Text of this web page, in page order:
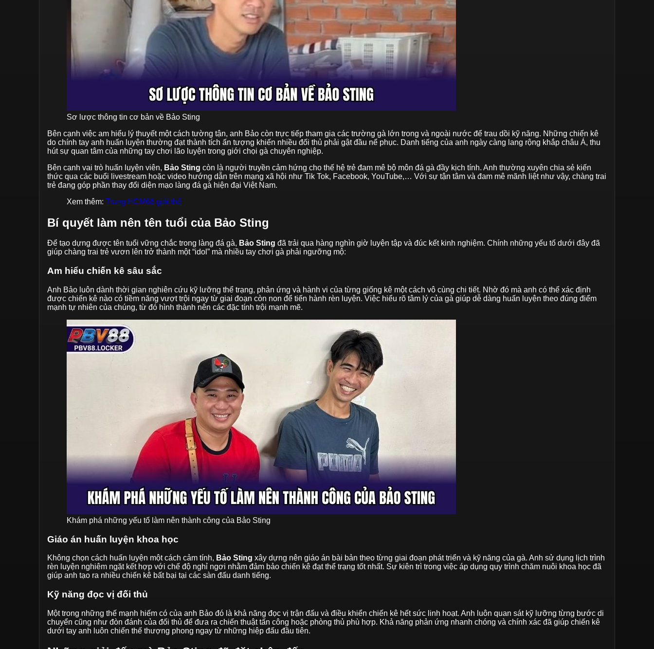
Sơ lược thông tin cơ bản về Bảo Sting
Bên cạnh việc am hiểu lý thuyết một cách tường tận, anh Bảo còn trực tiếp tham gia các trường gà lớn trong và ngoài nước để trau dồi kỹ năng. Những chiến kê
do chính tay anh huấn luyện thường đạt thành tích ấn tượng khiến nhiều đối thủ phải gật đầu nể phục. Danh tiếng của anh ngày càng lang rộng khắp châu Á, thu
hút sự quan tâm của những tay chơi lão luyện trong giới chọi gà chuyên nghiệp.
Bên cạnh vai trò huấn luyện viên, Bảo Sting còn là người truyền cảm hứng cho thế hệ trẻ đam mê bộ môn đá gà đầy kịch tính. Anh thường xuyên chia sẻ kiến
thức qua các buổi livestream hoặc video hướng dẫn trên mạng xã hội như Tik Tok, Facebook, YouTube,… Với sự tận tâm và đam mê mãnh liệt như vậy, chàng trai
trẻ đang góp phần thay đổi diện mạo làng đá gà hiện đại Việt Nam.
Xem thêm: Trang HCM66 giải thể
Bí quyết làm nên tên tuổi của Bảo Sting
Để tạo dựng được tên tuổi vững chắc trong làng đá gà, Bảo Sting đã trải qua hàng nghìn giờ luyện tập và đúc kết kinh nghiệm. Chính những yếu tố dưới đây đã
giúp chàng trai trẻ vươn lên trở thành một “idol” mà nhiều tay chơi gà phải ngưỡng mộ:
Am hiểu chiến kê sâu sắc
Anh Bảo luôn dành thời gian nghiên cứu kỹ lưỡng thể trạng, phản ứng và hành vi của từng giống kê một cách vô cùng chi tiết. Nhờ đó mà anh có thể xác định
được chiến kê nào có tiềm năng vượt trội ngay từ giai đoạn còn non để tiến hành rèn luyện. Việc hiểu rõ tâm lý của gà giúp dễ dàng huấn luyện theo đúng điểm
mạnh tự nhiên của chúng, từ đó hình thành nên các đặc tính trội mạnh mẽ.
Khám phá những yếu tố làm nên thành công của Bảo Sting
Giáo án huấn luyện khoa học
Không chọn cách huấn luyện một cách cảm tính, Bảo Sting xây dựng nên giáo án bài bản theo từng giai đoạn phát triển và kỹ năng của gà. Anh sử dụng lịch trình
rèn luyện nghiêm ngặt kết hợp với chế độ nghỉ ngơi nhằm đảm bảo chiến kê đạt thể trạng tốt nhất. Sự kiên trì trong việc áp dụng quy trình chăm nuôi khoa học đã
giúp anh tạo ra nhiều chiến kê bất bại tại các sàn đấu danh tiếng.
Kỹ năng đọc vị đối thủ
Một trong những thế mạnh hiếm có của anh Bảo đó là khả năng đọc vị trận đấu và điều khiển chiến kê hết sức linh hoạt. Anh luôn quan sát kỹ lưỡng từng bước di
chuyển cũng như đòn đánh của đối thủ để đưa ra chiến thuật tấn công hoặc phòng thủ phù hợp. Khả năng phản ứng nhanh chóng và chính xác đã giúp chiến kê
dưới tay anh luôn chiến thế thượng phong ngay từ những hiệp đấu đầu tiên.